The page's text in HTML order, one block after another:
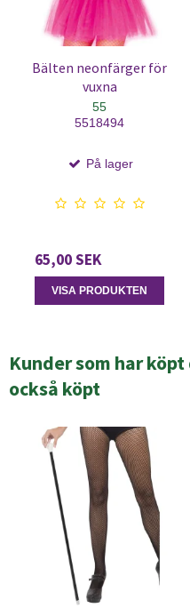
Bälten neonfärger för
vuxna
55
5518494
På lager
65,00 SEK
VISA PRODUKTEN
Kunder som har
också köpt